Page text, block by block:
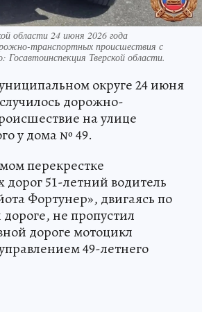
области 24 июня 2026 года
транспортных происшествия с
Тверской области.
округе 24 июня
случилось дорожно-
на улице
у дома № 49.
перекрестке
51-летний водитель
Фортунер», двигаясь по
не пропустил
дороге мотоцикл
49-летнего